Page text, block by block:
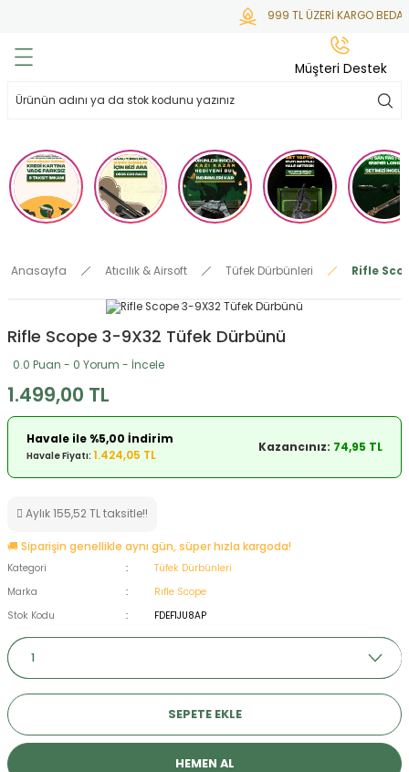
999 TL ÜZERİ KARGO BEDAVA
Mermisi
Anasayfa Atıcılık & Airsoft Tüfek Dürbünleri Rifle
Rifle Scope 3-9X32 Tüfek Dürbünü
0.0 Puan - 0 Yorum - İncele
1.499,00 TL
Havale ile %5,00 İndirim
Havale Fiyatı: 1.424,05 TL
Kazancınız: 74,95 TL
Aylık 155,52 TL taksitle!!
🚚 Siparişin genellikle aynı gün, süper hızla kargoda!
Kategori
Tüfek Dürbünleri
Marka
Rıfle Scope
Stok Kodu
FDEF1JU8AP
SEPETE EKLE
HEMEN AL